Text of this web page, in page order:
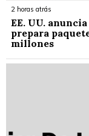
2 horas atrás
EE. UU.
prepara
millones